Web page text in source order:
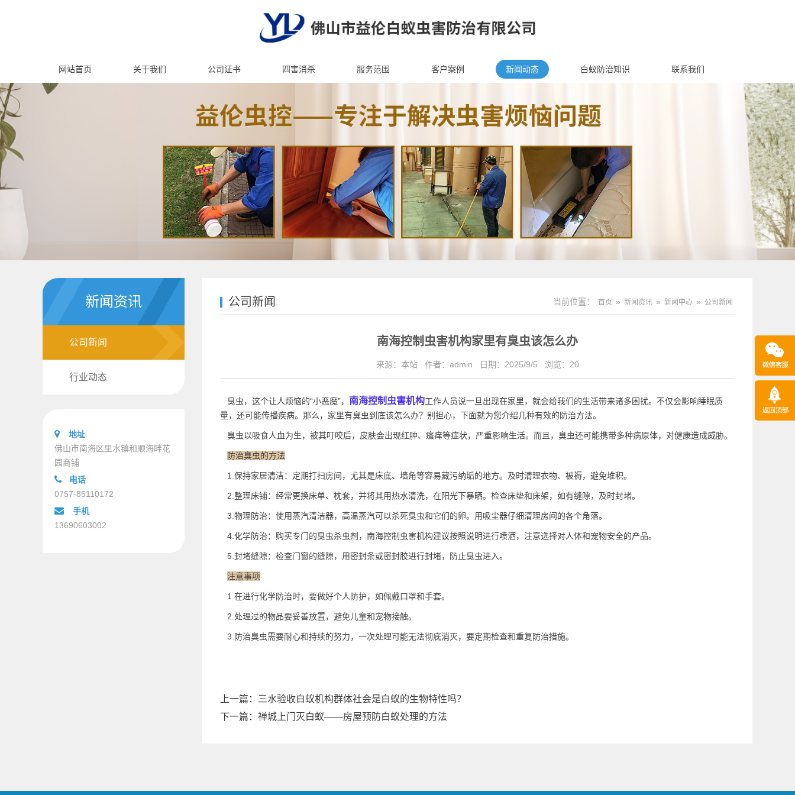
网站首页 关于我们 公司证书 四害消杀 服务范围 客户案例 新闻动态 白蚁防治知识 联系我们
新闻资讯
公司新闻
行业动态
地址
佛山市南海区里水镇和顺海畔花
园商铺
电话
0757-85110172
手机
13690603002
公司新闻 当前位置： 首页 » 新闻资讯 » 新闻中心 » 公司新闻
南海控制虫害机构家里有臭虫该怎么办
来源：本站 作者：admin 日期：2025/9/5 浏览： 20
臭虫，这个让人烦恼的“小恶魔”， 南海控制虫害机构工作人员说一旦出现在家里，就会给我们的生活带来诸多困扰。不仅会影响睡眠质
量，还可能传播疾病。那么，家里有臭虫到底该怎么办？别担心，下面就为您介绍几种有效的防治方法。
臭虫以吸食人血为生，被其叮咬后，皮肤会出现红肿、瘙痒等症状，严重影响生活。而且，臭虫还可能携带多种病原体，对健康造成威胁。
防治臭虫的方法
1.保持家居清洁：定期打扫房间，尤其是床底、墙角等容易藏污纳垢的地方。及时清理衣物、被褥，避免堆积。
2.整理床铺：经常更换床单、枕套，并将其用热水清洗，在阳光下暴晒。检查床垫和床架，如有缝隙，及时封堵。
3.物理防治：使用蒸汽清洁器，高温蒸汽可以杀死臭虫和它们的卵。用吸尘器仔细清理房间的各个角落。
4.化学防治：购买专门的臭虫杀虫剂，南海控制虫害机构建议按照说明进行喷洒，注意选择对人体和宠物安全的产品。
5.封堵缝隙：检查门窗的缝隙，用密封条或密封胶进行封堵， 防止臭虫进入。
注意事项
1.在进行化学防治时，要做好个人防护，如佩戴口罩和手套。
2.处理过的物品要妥善放置，避免儿童和宠物接触。
3.防治臭虫需要耐心和持续的努力，一次处理可能无法彻底消灭，要定期检查和重复防治措施。
上一篇：
三水验收白蚁机构群体社会是白蚁的生物特性吗？
下一篇： 禅城上门灭白蚁——房屋预防白蚁处理的方法